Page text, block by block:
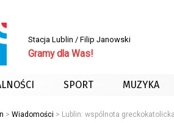
Stacja Lublin / Filip Janowski
Gramy dla Was!
SPORT MUZYKA
> Wiadomości > Lublin: wspólnota